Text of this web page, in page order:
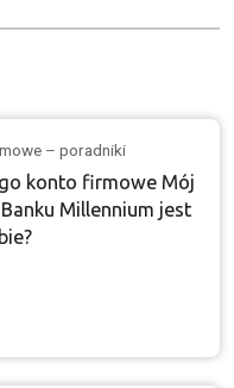
– poradniki
konto firmowe Mój
Millennium jest